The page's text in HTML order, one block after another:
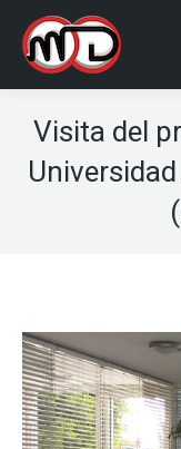
Visita del